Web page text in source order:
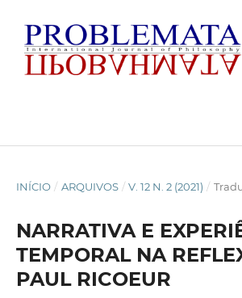
INÍCIO / ARQUIVOS / V. 12 N. 2 (2021) /
NARRATIVA E
TEMPORAL NA
PAUL RICOEUR